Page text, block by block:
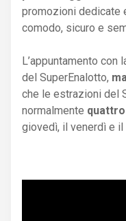
promozioni dedicate
comodo, sicuro e
L’appuntamento
del SuperEnalotto,
che le estrazioni del
normalmente
giovedì, il venerdì e il